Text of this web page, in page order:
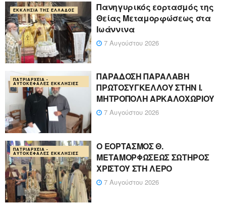
ΕΚΚΛΗΣΊΑ ΤΗΣ ΕΛΛΆΔΟΣ
Πανηγυρικός εορτασμός της
Θείας Μεταμορφώσεως στα
Ιωάννινα
7 Αυγούστου 2026
ΠΑΤΡΙΑΡΧΕΊΑ -
ΑΥΤΟΚΈΦΑΛΕΣ ΕΚΚΛΗΣΊΕΣ
ΠΑΡΑΔΟΣΗ ΠΑΡΑΛΑΒΗ
ΠΡΩΤΟΣΥΓΚΕΛΛΟΥ ΣΤΗΝ Ι.
ΜΗΤΡΟΠΟΛΗ ΑΡΚΑΛΟΧΩΡΙΟΥ
7 Αυγούστου 2026
ΠΑΤΡΙΑΡΧΕΊΑ -
ΑΥΤΟΚΈΦΑΛΕΣ ΕΚΚΛΗΣΊΕΣ
Ο ΕΟΡΤΑΣΜΟΣ Θ.
ΜΕΤΑΜΟΡΦΩΣΕΩΣ ΣΩΤΗΡΟΣ
ΧΡΙΣΤΟΥ ΣΤΗ ΛΕΡΟ
7 Αυγούστου 2026